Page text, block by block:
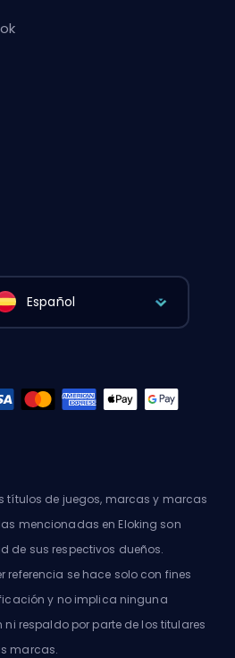
Español
títulos de juegos, marcas y marcas
mencionadas en Eloking son
de sus respectivos dueños.
referencia se hace solo con fines
y no implica ninguna
ni respaldo por parte de los titulares
marcas.